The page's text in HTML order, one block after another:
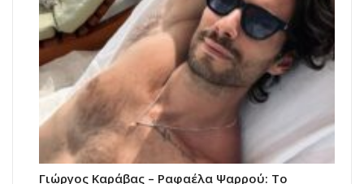
Γιώργος Καράβας – Ραφαέλα Ψαρρού: Το